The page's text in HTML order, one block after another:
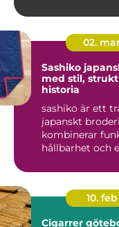
02.
Sashiko japanskt broderi
med stil,
historia
sashiko är ett
japanskt
kombinerar
hållbarhet och
10. feb
Cigarrer göteborg en